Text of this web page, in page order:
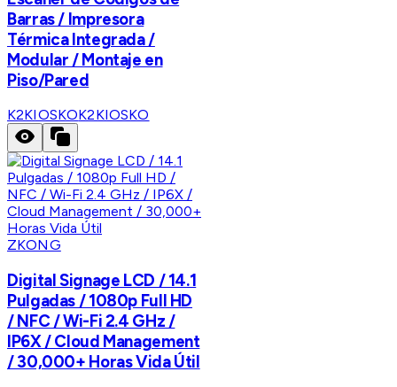
Barras / Impresora
Térmica Integrada /
Modular / Montaje en
Piso/Pared
K2KIOSKOK2KIOSKO
ZKONG
Digital Signage LCD / 14.1
Pulgadas / 1080p Full HD
/ NFC / Wi-Fi 2.4 GHz /
IP6X / Cloud Management
/ 30,000+ Horas Vida Útil